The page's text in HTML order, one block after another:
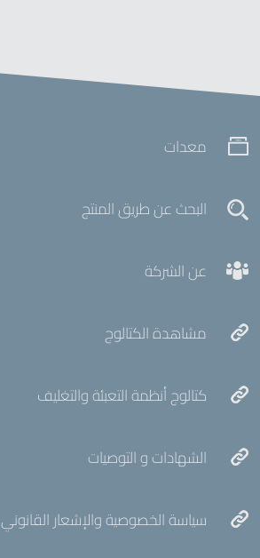
معدات
البحث عن طريق المنتج
عن الشركة
مشاهدة الكتالوج
كتالوج أنظمة التعبئة والتغليف
الشهادات و التوصيات
سياسة الخصوصية والإشعار القانوني